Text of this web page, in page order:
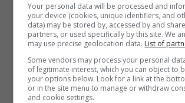
Your personal data will be processed and
your device (cookies, unique identifiers, and
data) may be stored by, accessed by and
partners, or used specifically by this site. We
may use precise geolocation data. List of
Some vendors may process your personal
of legitimate interest, which you can object to
your options below. Look for a link at the
or in the site menu to manage or withdraw
and cookie settings.